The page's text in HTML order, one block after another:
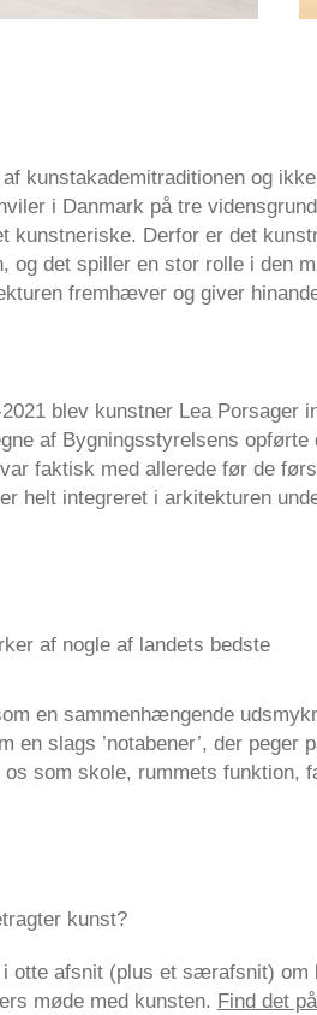
kunstakademitraditionen og
i Danmark på tre
kunstneriske. Derfor er det
og det spiller en stor rolle i den
fremhæver og giver
blev kunstner Lea Porsager
af Bygningsstyrelsens opførte
faktisk med allerede før de
helt integreret i arkitekturen
af nogle af landets bedste
en sammenhængende
slags ’notabener’, der peger
som skole, rummets funktion,
kunst?
otte afsnit (plus et særafsnit) om
møde med kunsten. Find det